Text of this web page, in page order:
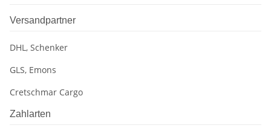
Versandpartner
DHL, Schenker
GLS, Emons
Cretschmar Cargo
Zahlarten